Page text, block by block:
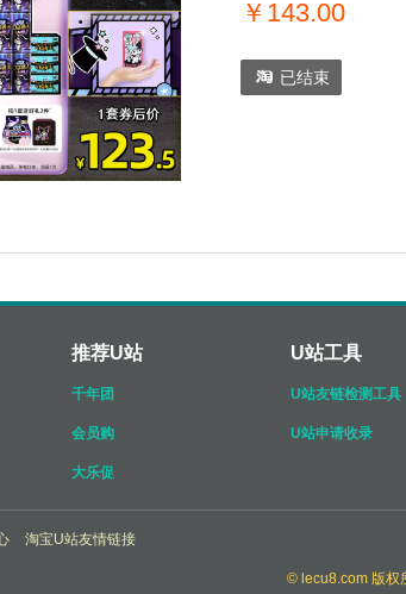
￥ 143.00
 已结束
推荐U站
千年团
会员购
大乐促
U站工具
U站友链检测工具
U站申请收录
淘宝U站友情链接
© lecu8.com 版